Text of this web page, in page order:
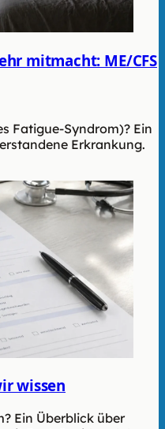
mitmacht: ME/CFS
Fatigue-Syndrom)? Ein
Erkrankung.
wissen
Ein Überblick über